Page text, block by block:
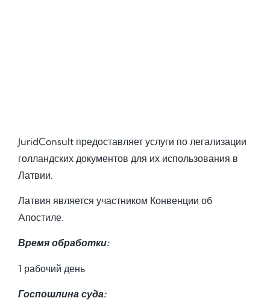
JuridConsult предоставляет услуги по легализации
голландских документов для их использования в
Латвии.
Латвия является участником Конвенции об
Aпостиле.
Время обработки:
1 рабочий день
Госпошлина суда: